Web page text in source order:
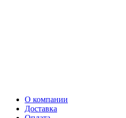
О компании
Доставка